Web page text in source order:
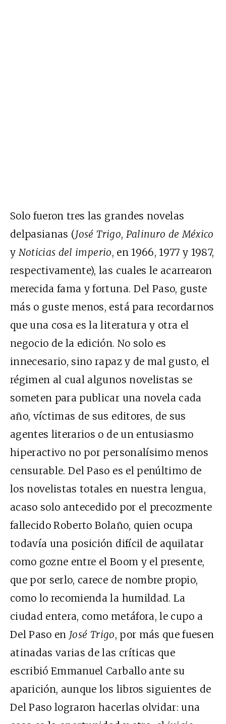
Solo fueron tres las grandes novelas
delpasianas (José Trigo, Palinuro de México
y Noticias del imperio, en 1966, 1977 y 1987,
respectivamente), las cuales le acarrearon
merecida fama y fortuna. Del Paso, guste
más o guste menos, está para recordarnos
que una cosa es la literatura y otra el
negocio de la edición. No solo es
innecesario, sino rapaz y de mal gusto, el
régimen al cual algunos novelistas se
someten para publicar una novela cada
año, víctimas de sus editores, de sus
agentes literarios o de un entusiasmo
hiperactivo no por personalísimo menos
censurable. Del Paso es el penúltimo de
los novelistas totales en nuestra lengua,
acaso solo antecedido por el precozmente
fallecido Roberto Bolaño, quien ocupa
todavía una posición difícil de aquilatar
como gozne entre el Boom y el presente,
que por serlo, carece de nombre propio,
como lo recomienda la humildad. La
ciudad entera, como metáfora, le cupo a
Del Paso en José Trigo, por más que fuesen
atinadas varias de las críticas que
escribió Emmanuel Carballo ante su
aparición, aunque los libros siguientes de
Del Paso lograron hacerlas olvidar: una